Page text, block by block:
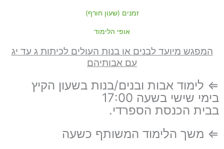
זמנים (שעון חורף)
אופי הלימוד
המפגש מיועד לבנים או בנות העולים לכיתות ג עד יג
עם אבותיהם
⇐ לימוד אבות ובנים/בנות בשעון הקיץ
בימי שישי בשעה 17:00
בבית הכנסת הספרדי.
⇐ משך הלימוד המשותף כשעה